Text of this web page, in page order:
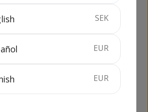
1 lit
40%
Monkey Shoulder
Smokey Monkey
KÖP
SEK
EUR
EUR